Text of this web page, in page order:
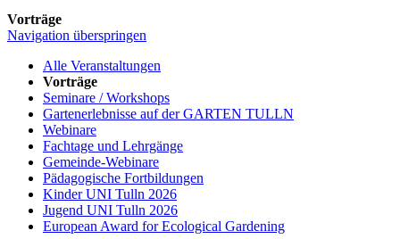
Vorträge
Navigation überspringen
Alle Veranstaltungen
Vorträge
Seminare / Workshops
Gartenerlebnisse auf der GARTEN TULLN
Webinare
Fachtage und Lehrgänge
Gemeinde-Webinare
Pädagogische Fortbildungen
Kinder UNI Tulln 2026
Jugend UNI Tulln 2026
European Award for Ecological Gardening